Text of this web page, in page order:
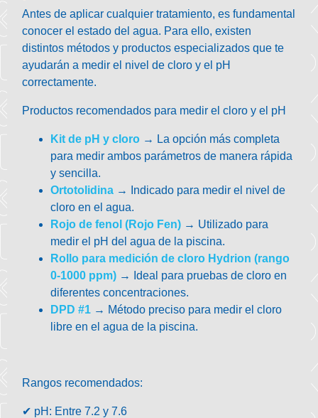
Antes de aplicar cualquier tratamiento, es fundamental
conocer el estado del agua. Para ello, existen
distintos métodos y productos especializados que te
ayudarán a medir el nivel de cloro y el pH
correctamente.
Productos recomendados para medir el cloro y el pH
Kit de pH y cloro → La opción más completa
para medir ambos parámetros de manera rápida
y sencilla.
Ortotolidina → Indicado para medir el nivel de
cloro en el agua.
Rojo de fenol (Rojo Fen) → Utilizado para
medir el pH del agua de la piscina.
Rollo para medición de cloro Hydrion (rango
0-1000 ppm) → Ideal para pruebas de cloro en
diferentes concentraciones.
DPD #1 → Método preciso para medir el cloro
libre en el agua de la piscina.
Rangos recomendados:
✔ pH : Entre7.2 y 7.6